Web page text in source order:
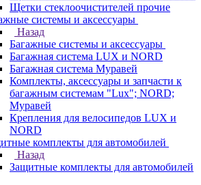
Щетки стеклоочистителей прочие
системы и аксессуары
Назад
Багажные системы и аксессуары
Багажная система LUX и NORD
Багажная система Муравей
Комплекты, аксессуары и запчасти к
багажным системам "Lux"; NORD;
Муравей
Крепления для велосипедов LUX и
NORD
комплекты для автомобилей
Назад
Защитные комплекты для автомобилей